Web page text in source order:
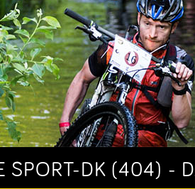
SPORT-DK (404) -